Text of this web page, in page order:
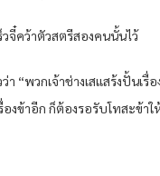
จี๋คว้าตัวสตรีสองคนนั้นไว้
“พวกเจ้าช่างเสแสร้งปั้น
งข้าอีก ก็ต้องรอรับโทสะข้า